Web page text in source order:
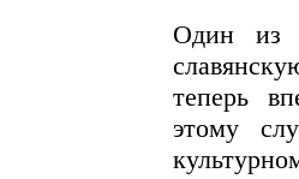
Один из
теперь
этому